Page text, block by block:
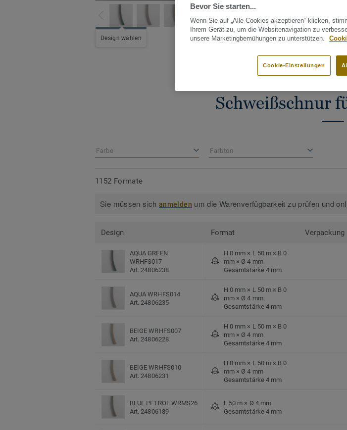
Design wählen Alle Designs anzeigen (1146)
Oberfläche
Uni- und
perfekten
Schweißschnur
Farbe Farbton
1152 Formate
Sie müssen sichanmelden um die Warenverfügbarkeit zu prüfen und
Design Format Verpackung
AQUA GREEN
WRHFS017
Art. 24806238
H 0 mm × L 50 m × B 0
mm × Ø 4 mm
Gesamtstärke 4 mm
AQUA WRHFS014
Art. 24806235
H 0 mm × L 50 m × B 0
mm × Ø 4 mm
Gesamtstärke 4 mm
BEIGE WRHFS007
Art. 24806228
H 0 mm × L 50 m × B 0
mm × Ø 4 mm
Gesamtstärke 4 mm
BEIGE WRHFS010
Art. 24806231
H 0 mm × L 50 m × B 0
mm × Ø 4 mm
Gesamtstärke 4 mm
BLUE PETROL WRMS26
Art. 24806189
L 50 m × Ø 4 mm
Gesamtstärke 4 mm
Bevor Sie starten...
Wenn Sie auf „Alle Cookies akzeptieren“ klicken,
Ihrem Gerät zu, um die Websitenavigation zu
unsere Marketingbemühungen zu unterstützen.
Cookie-Einstellungen